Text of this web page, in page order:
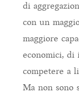
di
con un
maggiore
economici, di
competere a
Ma non sono